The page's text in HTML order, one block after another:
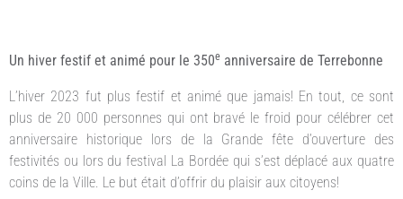
Un hiver festif et animé pour le 350e anniversaire de Terrebonne
L’hiver 2023 fut plus festif et animé que jamais! En tout, ce sont
plus de 20 000 personnes qui ont bravé le froid pour célébrer cet
anniversaire historique lors de la Grande fête d’ouverture des
festivités ou lors du festival La Bordée qui s’est déplacé aux quatre
coins de la Ville. Le but était d’offrir du plaisir aux citoyens!